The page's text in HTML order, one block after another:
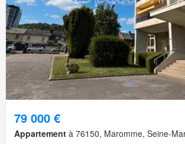
79 000 €
Appartement à 76150, Maromme, Seine-